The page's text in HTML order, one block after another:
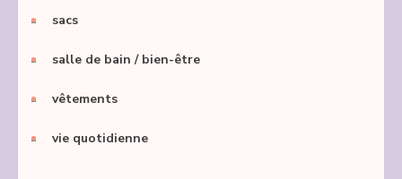
sacs
salle de bain / bien-être
vêtements
vie quotidienne